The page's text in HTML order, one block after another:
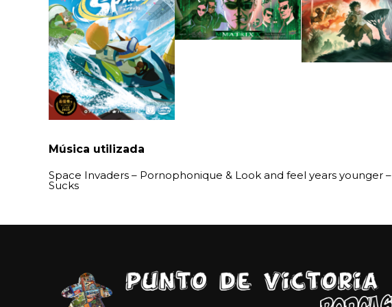
Música utilizada
Space Invaders – Pornophonique & Look and feel years younger
Sucks